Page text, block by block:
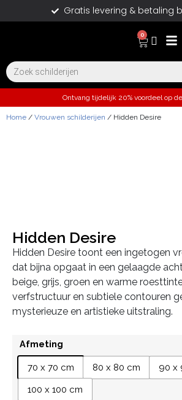
Gratis levering & betaling
0
Ontvang tijdelijk 20% voordeel op
Home / Vrouwen schilderijen / Hidden Desire
Hidden Desire
Hidden Desire toont een ingetogen
dat bijna opgaat in een gelaagde
beige, grijs, groen en warme
verfstructuur en subtiele contouren
mysterieuze en artistieke uitstraling.
Afmeting
70 x 70 cm 80 x 80 cm
90 x
100 x 100 cm